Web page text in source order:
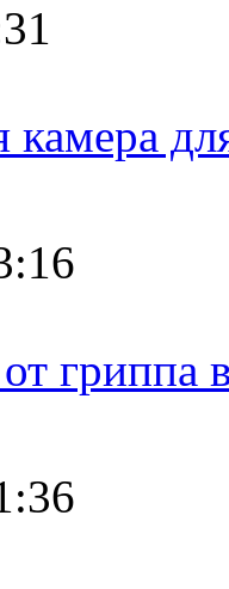
камера
гриппа